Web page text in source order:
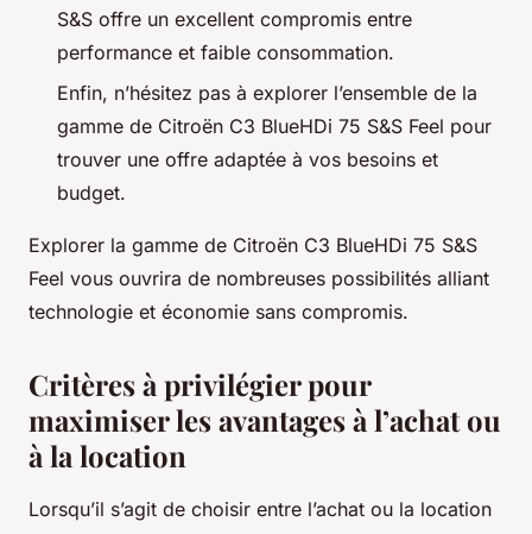
S&S offre un excellent compromis entre
performance et faible consommation.
Enfin, n’hésitez pas à explorer l’ensemble de la
gamme de Citroën C3 BlueHDi 75 S&S Feel pour
trouver une offre adaptée à vos besoins et
budget.
Explorer la gamme de Citroën C3 BlueHDi 75 S&S
Feel vous ouvrira de nombreuses possibilités alliant
technologie et économie sans compromis.
Critères à privilégier pour
maximiser les avantages à l’achat ou
à la location
Lorsqu’il s’agit de choisir entre l’achat ou la location